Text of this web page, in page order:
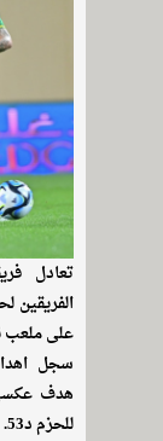
تعادل
على ملعب
سجل
للحزم د53.